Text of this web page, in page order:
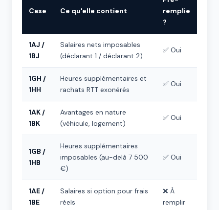
Case Ce qu'elle contient
remplie
?
1AJ /
1BJ
Salaires nets imposables
(déclarant 1 / déclarant 2)
✅ Oui
1GH /
1HH
Heures supplémentaires et
rachats RTT exonérés
✅ Oui
1AK /
1BK
Avantages en nature
(véhicule, logement)
✅ Oui
1GB /
1HB
Heures supplémentaires
imposables (au-delà 7 500
€)
✅ Oui
1AE /
1BE
Salaires si option pour frais
réels
❌ À
remplir